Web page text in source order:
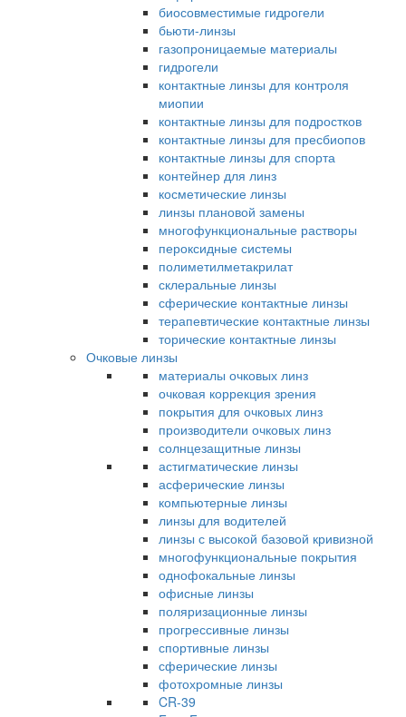
биосовместимые гидрогели
бьюти-линзы
газопроницаемые материалы
гидрогели
контактные линзы для контроля
миопии
контактные линзы для подростков
контактные линзы для пресбиопов
контактные линзы для спорта
контейнер для линз
косметические линзы
линзы плановой замены
многофункциональные растворы
пероксидные системы
полиметилметакрилат
склеральные линзы
сферические контактные линзы
терапевтические контактные линзы
торические контактные линзы
Очковые линзы
материалы очковых линз
очковая коррекция зрения
покрытия для очковых линз
производители очковых линз
солнцезащитные линзы
астигматические линзы
асферические линзы
компьютерные линзы
линзы для водителей
линзы с высокой базовой кривизной
многофункциональные покрытия
однофокальные линзы
офисные линзы
поляризационные линзы
прогрессивные линзы
спортивные линзы
сферические линзы
фотохромные линзы
CR-39